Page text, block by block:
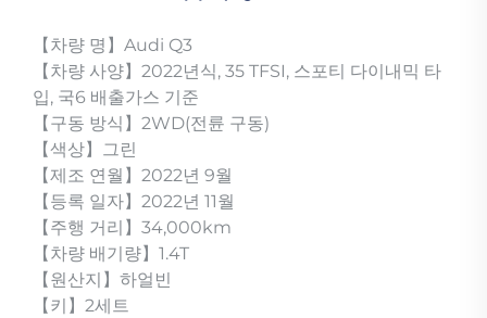
【차량 명】Audi Q3
【차량 사양】2022년식, 35 TFSI, 스포티 다이내믹 타
입, 국6 배출가스 기준
【구동 방식】2WD(전륜 구동)
【색상】그린
【제조 연월】2022년 9월
【등록 일자】2022년 11월
【주행 거리】34,000km
【차량 배기량】1.4T
【원산지】하얼빈
【키】2세트